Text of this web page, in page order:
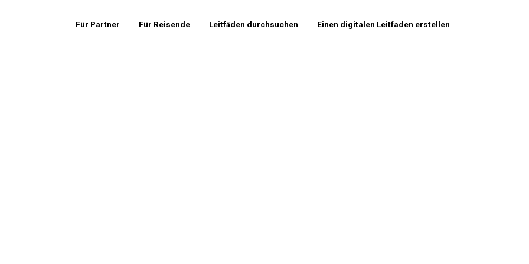
Für Partner Für Reisende Leitfäden durchsuchen Einen digitalen Leitfaden erstellen